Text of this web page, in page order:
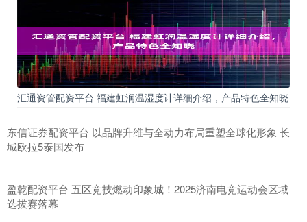
汇通资管配资平台 福建虹润温湿度计详细介绍，产品特色全知晓
东信证券配资平台 以品牌升维与全动力布局重塑全球化形象 长
城欧拉5泰国发布
盈乾配资平台 五区竞技燃动印象城！2025济南电竞运动会区域
选拔赛落幕